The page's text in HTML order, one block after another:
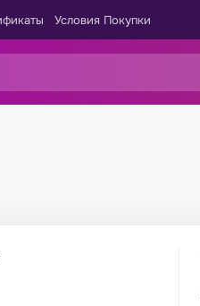
Условия Покупки